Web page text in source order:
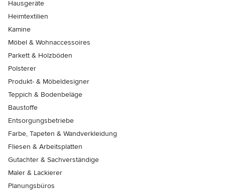
Hausgeräte
Heimtextilien
Kamine
Möbel & Wohnaccessoires
Parkett & Holzböden
Polsterer
Produkt- & Möbeldesigner
Teppich & Bodenbeläge
Baustoffe
Entsorgungsbetriebe
Farbe, Tapeten & Wandverkleidung
Fliesen & Arbeitsplatten
Gutachter & Sachverständige
Maler & Lackierer
Planungsbüros